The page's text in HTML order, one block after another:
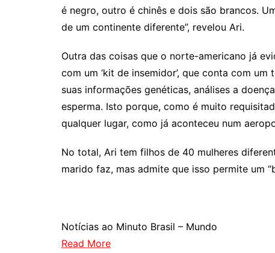
é negro, outro é chinês e dois são brancos.
de um continente diferente”, revelou Ari.
Outra das coisas que o norte-americano já
com um ‘kit de insemidor’, que conta com
suas informações genéticas, análises a
esperma. Isto porque, como é muito
qualquer lugar, como já aconteceu num
No total, Ari tem filhos de 40 mulheres
marido faz, mas admite que isso permite um
Notícias ao Minuto Brasil – Mundo
Read More